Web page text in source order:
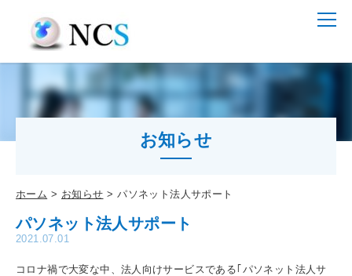
お知らせ
ホーム お知らせ パソネット法人サポート
パソネット法人サポート
2021.07.01
コロナ禍で大変な中、法人向けサービスである｢パソネット法人サ